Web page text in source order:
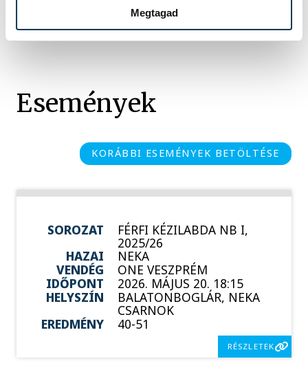
Megtagad
vehir.hu
Események
KORÁBBI ESEMÉNYEK BETÖLTÉSE
SOROZAT FÉRFI KÉZILABDA NB I,
2025/26
HAZAI
NEKA
VENDÉG
ONE VESZPRÉM
IDŐPONT
2026. MÁJUS 20. 18:15
HELYSZÍN
BALATONBOGLÁR, NEKA
CSARNOK
EREDMÉNY
40-51
RÉSZLETEK